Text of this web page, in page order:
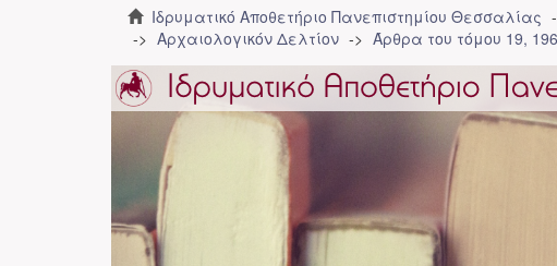
Ιδρυματικό Αποθετήριο Πανεπιστημίου Θεσσαλίας
Αρχαιολογικόν Δελτίον
Άρθρα του τόμου 19,